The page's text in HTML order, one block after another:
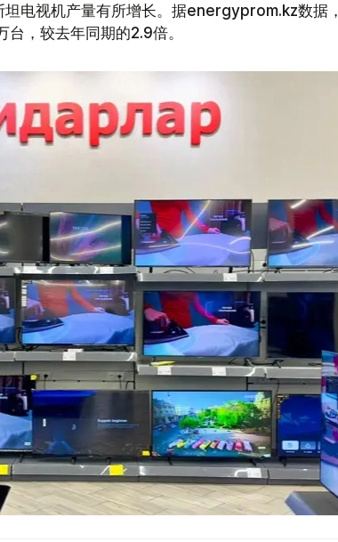
坦电视机产量有所增长。据energyprom.kz数据，
，较去年同期的2.9倍。